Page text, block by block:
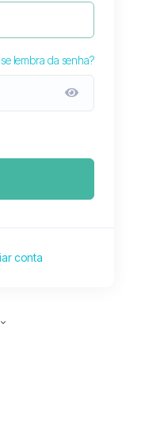
lembra da senha?
conta